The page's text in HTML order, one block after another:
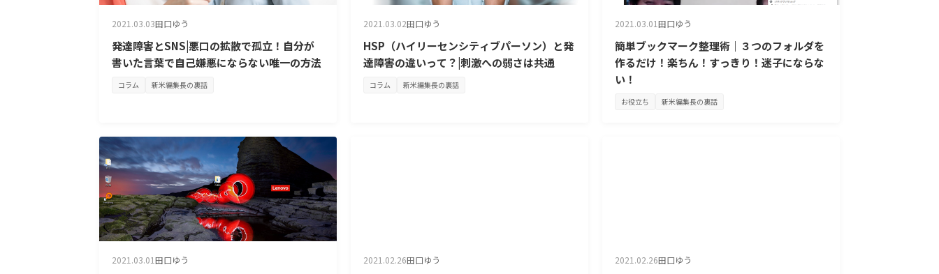
2021.03.03田口ゆう
発達障害とSNS|悪口の拡散で孤立！自分が
書いた言葉で自己嫌悪にならない唯一の方法
コラム 新米編集長の裏話
2021.03.02田口ゆう
HSP（ハイリーセンシティブパーソン）と発
達障害の違いって？|刺激への弱さは共通
コラム 新米編集長の裏話
2021.03.01田口ゆう
簡単ブックマーク整理術｜３つのフォルダを
作るだけ！楽ちん！すっきり！迷子にならな
い！
お役立ち 新米編集長の裏話
2021.03.01田口ゆう 2021.02.26田口ゆう 2021.02.26田口ゆう